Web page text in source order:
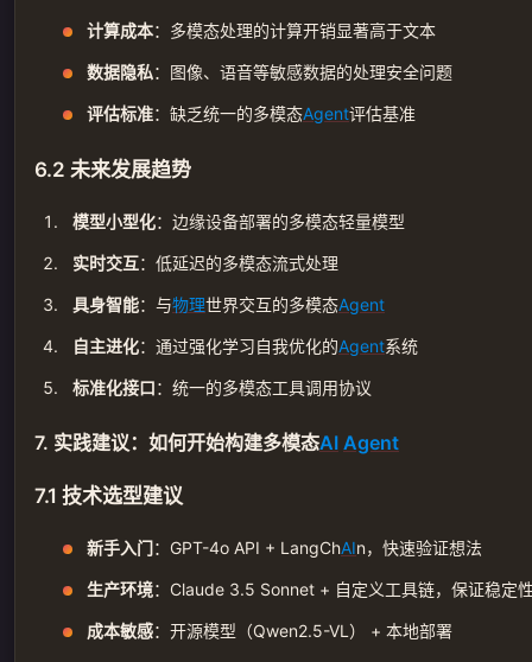
计算成本：多模态处理的计算开销显著高于文本
数据隐私：图像、语音等敏感数据的处理安全问题
评估标准：缺乏统一的多模态Agent评估基准
6.2 未来发展趋势
模型小型化：边缘设备部署的多模态轻量模型
实时交互：低延迟的多模态流式处理
具身智能：与物理世界交互的多模态Agent
自主进化：通过强化学习自我优化的Agent系统
标准化接口：统一的多模态工具调用协议
7. 实践建议：如何开始构建多模态AI Agent
7.1 技术选型建议
新手入门：GPT-4o API + LangChAIn，快速验证想法
生产环境：Claude 3.5 Sonnet + 自定义工具链，保证稳定
成本敏感：开源模型（Qwen2.5-VL） + 本地部署